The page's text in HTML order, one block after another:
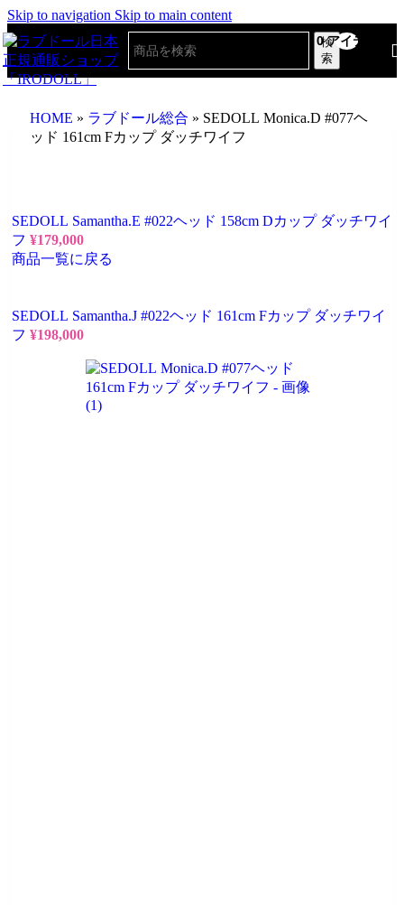
Skip to navigation Skip to main content
検
索
0アイテム
HOME » ラブドール総合 » SEDOLL Monica.D #077ヘ
ッド 161cm Fカップ ダッチワイフ
SEDOLL Samantha.E #022ヘッド 158cm Dカップ ダッチワイ
フ ¥179,000
商品一覧に戻る
SEDOLL Samantha.J #022ヘッド 161cm Fカップ ダッチワイ
フ ¥198,000